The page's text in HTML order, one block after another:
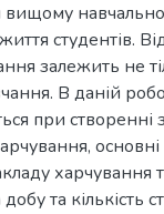
студентів.
залежить не
В даній
при створенні
харчування
та кількість